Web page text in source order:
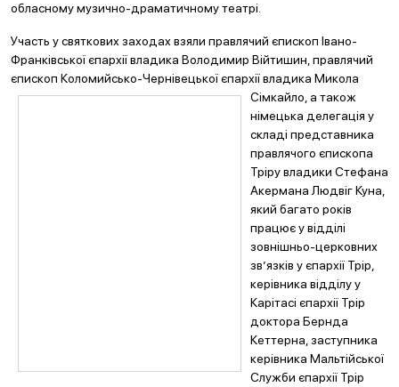
обласному музично-драматичному театрі.
Участь у святкових заходах взяли правлячий єпископ Івано-
Франківської єпархії владика Володимир Війтишин, правлячий
єпископ Коломийсько-Чернівецької єпархії владика Микола
Сімкайло, а також
німецька делегація у
складі представника
правлячого єпископа
Тріру владики Стефана
Акермана Людвіг Куна,
який багато років
працює у відділі
зовнішньо-церковних
зв’язків у єпархії Трір,
керівника відділу у
Карітасі єпархії Трір
доктора Бернда
Кеттерна, заступника
керівника Мальтійської
Служби єпархії Трір